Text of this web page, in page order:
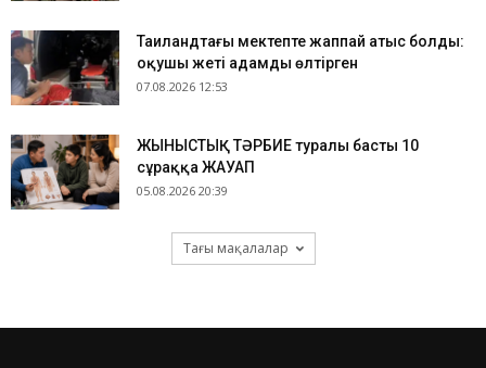
Таиландтағы мектепте жаппай атыс болды:
оқушы жеті адамды өлтірген
07.08.2026 12:53
ЖЫНЫСТЫҚ ТӘРБИЕ туралы басты 10
сұраққа ЖАУАП
05.08.2026 20:39
Тағы мақалалар